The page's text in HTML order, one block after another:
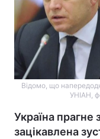
Відомо, що
УНІАН,
Україна прагне
зацікавлена